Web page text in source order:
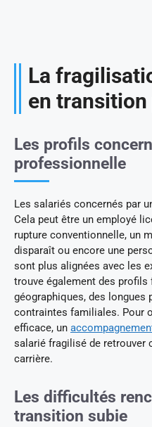
La
en
Les profils
professionnelle
Les salariés concernés par
Cela peut être un employé
rupture conventionnelle, un
disparaît ou encore une
sont plus alignées avec les
trouve également des
géographiques, des longues
contraintes familiales. Pour
efficace, un
salarié fragilisé de retrouver
carrière.
Les difficultés
transition subie